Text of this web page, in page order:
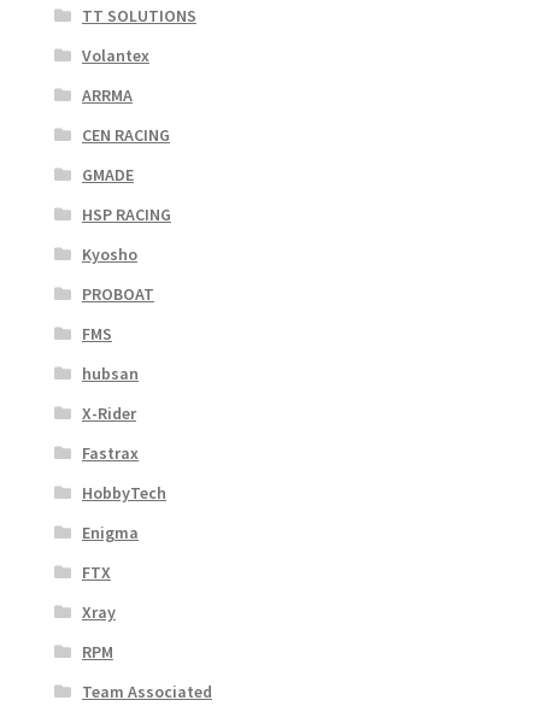
TT SOLUTIONS
Volantex
ARRMA
CEN RACING
GMADE
HSP RACING
Kyosho
PROBOAT
FMS
hubsan
X-Rider
Fastrax
HobbyTech
Enigma
FTX
Xray
RPM
Team Associated